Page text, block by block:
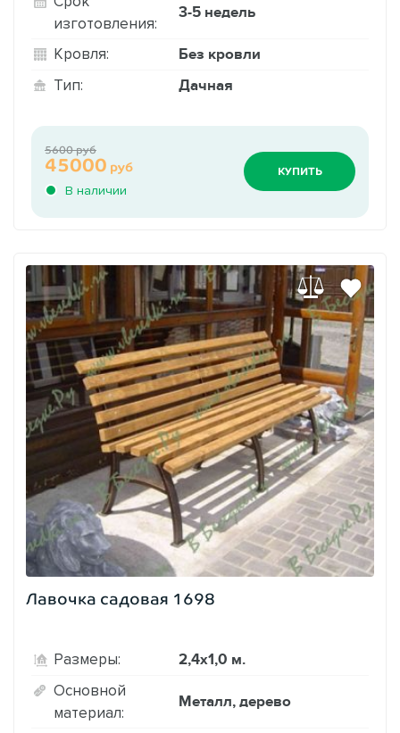
изготовления:
3-5 недель
Кровля: Без кровли
Тип: Дачная
В наличии
45000 руб
5600 руб
КУПИТЬ
Лавочка садовая 1698
Размеры: 2,4х1,0 м.
Основной
материал:
Металл, дерево